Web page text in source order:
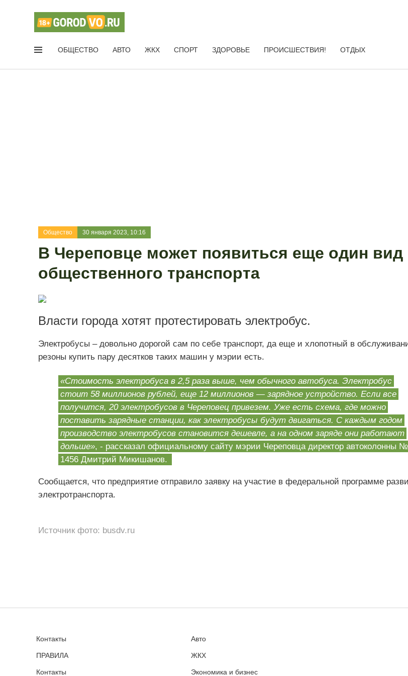
ОБЩЕСТВО АВТО ЖКХ СПОРТ ЗДОРОВЬЕ ПРОИСШЕСТВИЯ! ОТДЫХ
Общество 30 января 2023, 10:16
В Череповце может появиться еще один вид
общественного транспорта
Власти города хотят протестировать электробус.
Электробусы – довольно дорогой сам по себе транспорт, да еще и хлопотный в
резоны купить пару десятков таких машин у мэрии есть.
«Стоимость электробуса в 2,5 раза выше, чем обычного автобуса. Электробус
стоит 58 миллионов рублей, еще 12 миллионов — зарядное устройство. Если все
получится, 20 электробусов в Череповец привезем. Уже есть схема, где можно
поставить зарядные станции, как электробусы будут двигаться. С каждым годом
производство электробусов становится дешевле, а на одном заряде они работают
дольше», - рассказал официальному сайту мэрии Череповца директор автоколонны №
1456 Дмитрий Микишанов.
Сообщается, что предприятие отправило заявку на участие в федеральной программе
электротранспорта.
Источник фото: busdv.ru
Контакты
ПРАВИЛА
Контакты
Авто
ЖКХ
Экономика и бизнес